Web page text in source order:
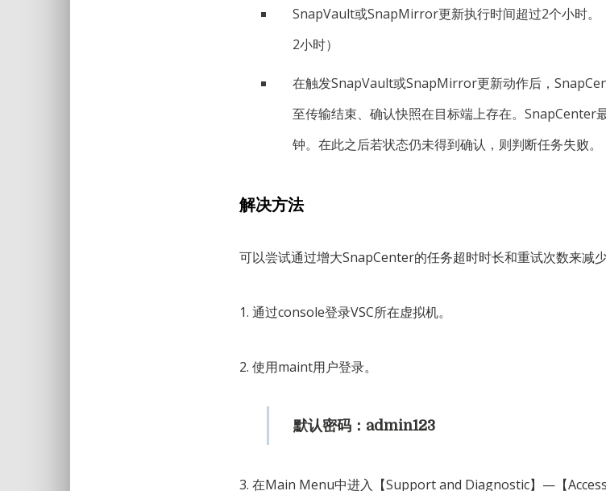
SnapVault或SnapMirror更新执行时间超过2个小时
2小时）
在触发SnapVault或SnapMirror更新动作后，
至传输结束、确认快照在目标端上存在。SnapCenter
钟。在此之后若状态仍未得到确认，则判断任务失败。
解决方法
可以尝试通过增大SnapCenter的任务超时时长和重试次数来减少
1. 通过console登录VSC所在虚拟机。
2. 使用maint用户登录。
默认密码：admin123
3. 在Main Menu中进入【Support and Diagnostic】—【